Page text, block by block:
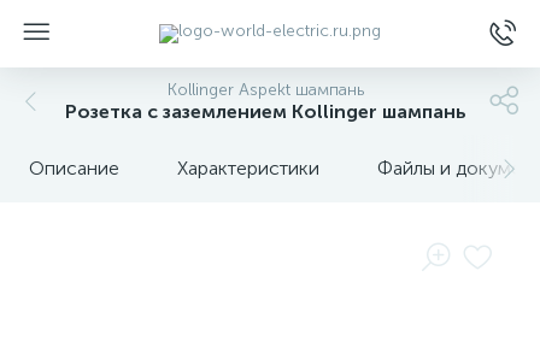
Kollinger Aspekt шампань
Розетка с заземлением Kollinger шампань
Описание Характеристики Файлы и